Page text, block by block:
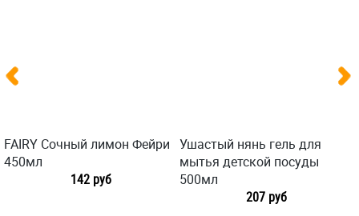
FAIRY Сочный лимон Фейри
450мл
142 руб
Ушастый нянь гель для
мытья детской посуды
500мл
207 руб